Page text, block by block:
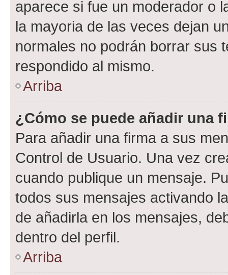
aparece si fue un moderador o
la mayoria de las veces dejan
normales no podrán borrar sus
respondido al mismo.
Arriba
¿Cómo se puede añadir una
Para añadir una firma a sus
Control de Usuario. Una vez
cuando publique un mensaje.
todos sus mensajes activando
de añadirla en los mensajes,
dentro del perfil.
Arriba